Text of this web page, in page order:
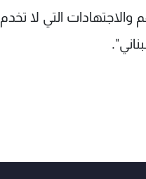
والاجتهادات التي لا تخدم